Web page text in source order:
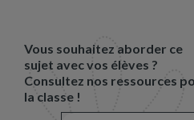
Vous souhaitez aborder ce
sujet avec vos élèves ?
Consultez nos ressources
la classe !